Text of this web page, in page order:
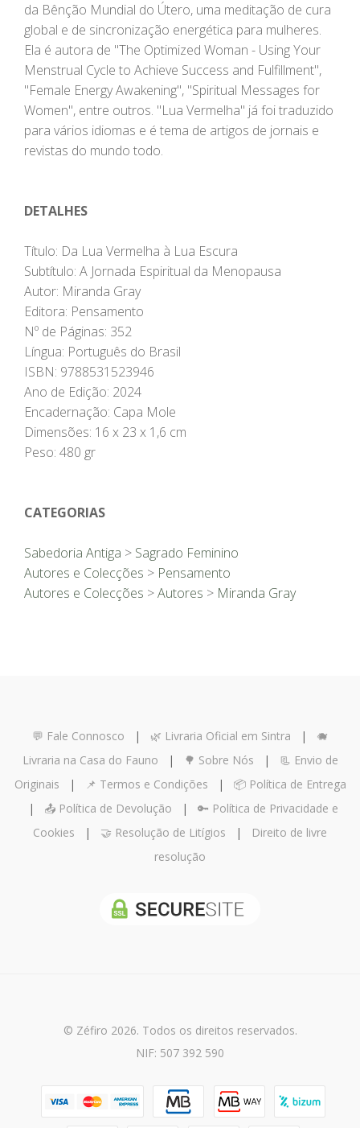
da Bênção Mundial do Útero, uma meditação de cura
global e de sincronização energética para mulheres.
Ela é autora de "The Optimized Woman - Using Your
Menstrual Cycle to Achieve Success and Fulfillment",
"Female Energy Awakening", "Spiritual Messages for
Women", entre outros. "Lua Vermelha" já foi traduzido
para vários idiomas e é tema de artigos de jornais e
revistas do mundo todo.
DETALHES
Título: Da Lua Vermelha à Lua Escura
Subtítulo: A Jornada Espiritual da Menopausa
Autor: Miranda Gray
Editora: Pensamento
Nº de Páginas: 352
Língua: Português do Brasil
ISBN: 9788531523946
Ano de Edição: 2024
Encadernação: Capa Mole
Dimensões: 16 x 23 x 1,6 cm
Peso: 480 gr
CATEGORIAS
Sabedoria Antiga > Sagrado Feminino
Autores e Colecções > Pensamento
Autores e Colecções >Autores > Miranda Gray
💬 Fale Connosco | 🌿 Livraria Oficial em Sintra | 🐗
Livraria na Casa do Fauno | 🌳 Sobre Nós | 📃 Envio de
Originais | 📌 Termos e Condições | 📦 Política de Entrega
| 📤 Política de Devolução | 🔑 Política de Privacidade e
Cookies | 🤝 Resolução de Litígios |
Direito de livre
resolução
© Zéfiro 2026. Todos os direitos reservados.
NIF: 507 392 590